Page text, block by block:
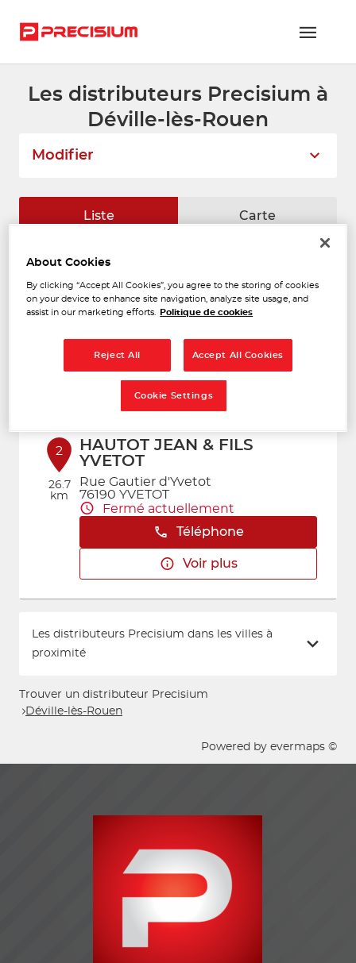
RÉSEAU PRECISIUM
ESPACE ADHÉRENT
Les distributeurs Precisium à
Déville-lès-Rouen
Modifier
Liste Carte
8.89
HAUTOT JEAN ET FILS
15 Boulevard Lenine
76800 ST ETIENNE DU ROUVRAY
Ouvert 08:00 - 12:00 et 14:00 -
Téléphone
Voir plus
2
26.7
km
HAUTOT JEAN & FILS
YVETOT
Rue Gautier d'Yvetot
76190 YVETOT
Fermé actuellement
Téléphone
Voir plus
Les distributeurs Precisium dans les villes à
proximité
Trouver un distributeur Precisium
Déville-lès-Rouen
Powered by evermaps ©
About Cookies
By clicking “Accept All Cookies”, you agree to the storing of cookies
on your device to enhance site navigation, analyze site usage, and
assist in our marketing efforts.
Politique de cookies
Reject All Accept All Cookies
Cookie Settings